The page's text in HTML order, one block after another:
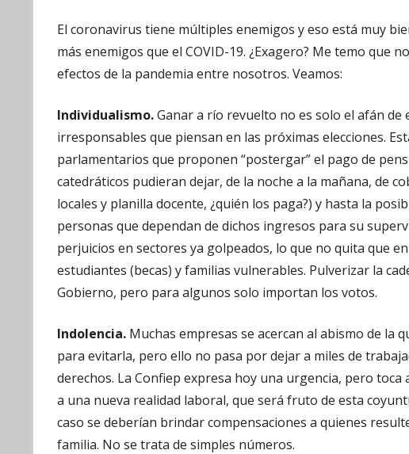
El coronavirus tiene múltiples enemigos y eso está muy
más enemigos que el COVID-19. ¿Exagero? Me temo que
efectos de la pandemia entre nosotros. Veamos:
Individualismo.Ganar a río revuelto no es solo el afán
irresponsables que piensan en las próximas elecciones.
parlamentarios que proponen “postergar” el pago de
catedráticos pudieran dejar, de la noche a la mañana, de
locales y planilla docente, ¿quién los paga?) y hasta la
personas que dependan de dichos ingresos para su
perjuicios en sectores ya golpeados, lo que no quita que
estudiantes (becas) y familias vulnerables. Pulverizar la
Gobierno, pero para algunos solo importan los votos.
Indolencia. Muchas empresas se acercan al abismo de
para evitarla, pero ello no pasa por dejar a miles de
derechos. La Confiep expresa hoy una urgencia, pero toca
a una nueva realidad laboral, que será fruto de esta
caso se deberían brindar compensaciones a quienes
familia. No se trata de simples números.